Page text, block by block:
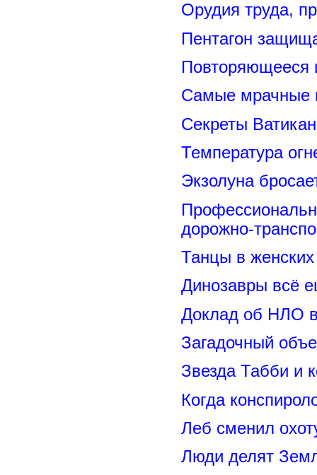
Орудия труда,
Пентагон
Повторяющееся
Самые мрачные
Секреты
Температура
Экзолуна
дорожно-
Танцы в женских
Динозавры всё
Доклад об НЛО
Загадочный
Звезда Табби и
Когда
Леб сменил
Люди делят